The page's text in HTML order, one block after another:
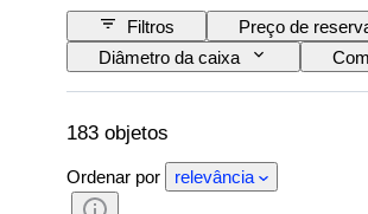
Filtros Preço de
Diâmetro da caixa
Cor
Movimento do
183 objetos
Ordenar por relevância